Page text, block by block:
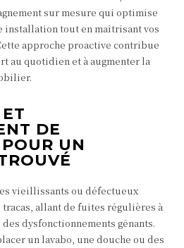
sur mesure qui optimise
installation tout en maîtrisant vos
approche proactive contribue
au quotidien et à augmenter la
DE
UN
vieillissants ou défectueux
allant de fuites régulières à
dysfonctionnements gênants.
un lavabo, une douche ou des